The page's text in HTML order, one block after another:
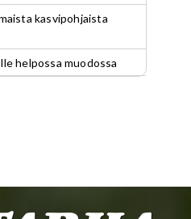
kasvipohjaista
helpossa muodossa